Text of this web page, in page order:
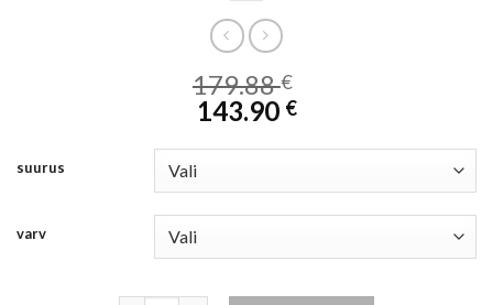
179.88€
143.90 €
suurus
varv